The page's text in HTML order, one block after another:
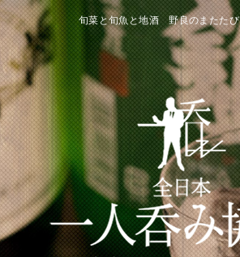
旬菜と旬魚と地酒 野良のまたたび